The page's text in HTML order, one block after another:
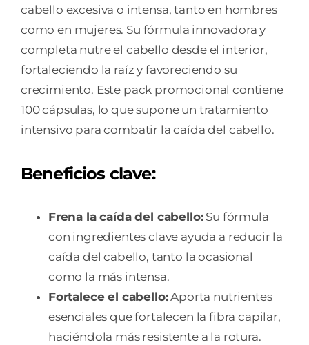
cabello excesiva o intensa, tanto en hombres
como en mujeres. Su fórmula innovadora y
completa nutre el cabello desde el interior,
fortaleciendo la raíz y favoreciendo su
crecimiento. Este pack promocional contiene
100 cápsulas, lo que supone un tratamiento
intensivo para combatir la caída del cabello.
Beneficios clave:
Frena la caída del cabello:Su fórmula
con ingredientes clave ayuda a reducir la
caída del cabello, tanto la ocasional
como la más intensa.
Fortalece el cabello:Aporta nutrientes
esenciales que fortalecen la fibra capilar,
haciéndola más resistente a la rotura.